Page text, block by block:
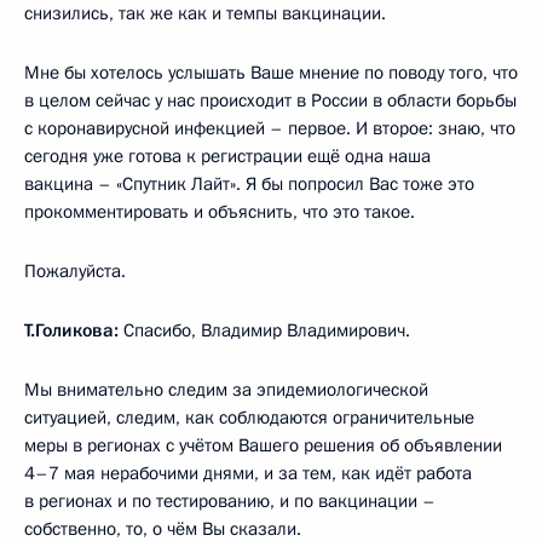
снизились, так же как и темпы вакцинации.
Мне бы хотелось услышать Ваше мнение по поводу того, что
в целом сейчас у нас происходит в России в области борьбы
с коронавирусной инфекцией – первое. И второе: знаю, что
сегодня уже готова к регистрации ещё одна наша
вакцина – «Спутник Лайт». Я бы попросил Вас тоже это
прокомментировать и объяснить, что это такое.
Пожалуйста.
Т.Голикова: Спасибо, Владимир Владимирович.
Мы внимательно следим за эпидемиологической
ситуацией, следим, как соблюдаются ограничительные
меры в регионах с учётом Вашего решения об объявлении
4–7 мая нерабочими днями, и за тем, как идёт работа
в регионах и по тестированию, и по вакцинации –
собственно, то, о чём Вы сказали.